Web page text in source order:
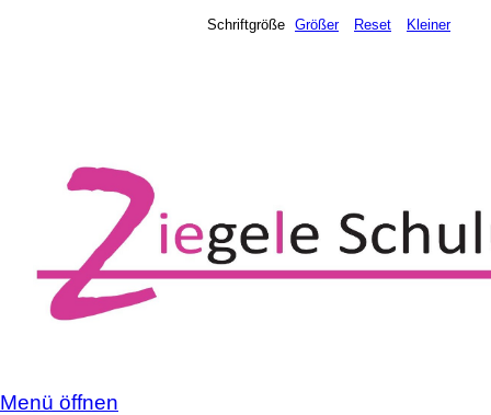
Menü öffnen
Schriftgröße Größer Reset Kleiner